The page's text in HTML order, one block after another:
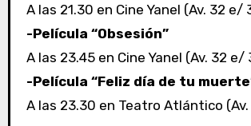
A las 21.30 en Cine Yanel (Av. 32 e/
-Película “Obsesión”
A las 23.45 en Cine Yanel (Av. 32 e/
-Película “Feliz día de tu
A las 23.30 en Teatro Atlántico (Av.